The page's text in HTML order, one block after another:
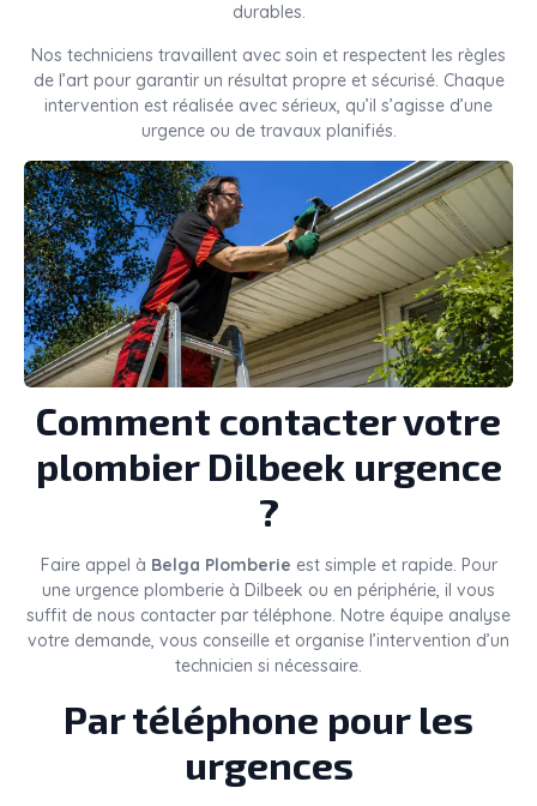
durables.
Nos techniciens travaillent avec soin et respectent les règles
de l’art pour garantir un résultat propre et sécurisé. Chaque
intervention est réalisée avec sérieux, qu’il s’agisse d’une
urgence ou de travaux planifiés.
Comment contacter votre
plombier Dilbeek urgence
?
Faire appel à Belga Plomberie est simple et rapide. Pour
une urgence plomberie à Dilbeek ou en périphérie, il vous
suffit de nous contacter par téléphone. Notre équipe analyse
votre demande, vous conseille et organise l’intervention d’un
technicien si nécessaire.
Par téléphone pour les
urgences